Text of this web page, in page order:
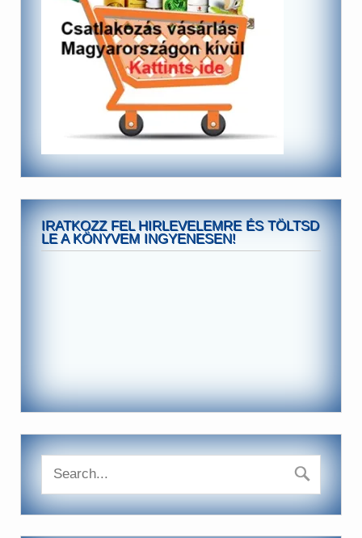
IRATKOZZ FEL HIRLEVELEMRE ÉS TÖLTSD
LE A KÖNYVEM INGYENESEN!